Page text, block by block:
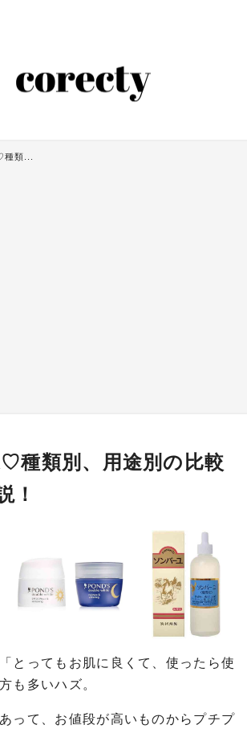
類...
種類別、用途別の比較
！
とってもお肌に良くて、使ったら使
も多いハズ。
って、お値段が高いものからプチプ